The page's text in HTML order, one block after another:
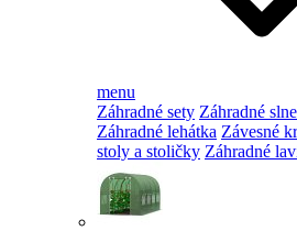
menu
Záhradné sety Záhradné
Záhradné lehátka Závesné
stoly a stoličky Záhradné